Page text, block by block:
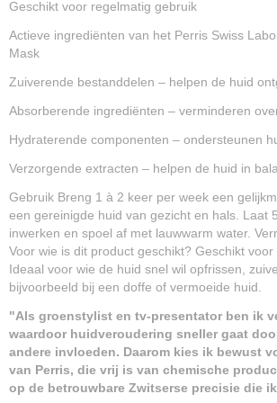
Geschikt voor regelmatig gebruik
Actieve ingrediënten van het Perris Swiss
Mask
Zuiverende bestanddelen – helpen de huid
Absorberende ingrediënten – verminderen
Hydraterende componenten – ondersteunen
Verzorgende extracten – helpen de huid in
Gebruik Breng 1 à 2 keer per week een
een gereinigde huid van gezicht en hals. Laat
inwerken en spoel af met lauwwarm water.
Voor wie is dit product geschikt? Geschikt voor
Ideaal voor wie de huid snel wil opfrissen,
bijvoorbeeld bij een doffe of vermoeide huid.
"Als groenstylist en tv-presentator ben ik
waardoor huidveroudering sneller gaat
andere invloeden. Daarom kies ik bewust
van Perris, die vrij is van chemische
op de betrouwbare Zwitserse precisie die